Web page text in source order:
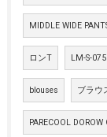
MIDDLE WIDE
ロンT LM-S-075
blouses ブラウ
PARECOOL DOROW